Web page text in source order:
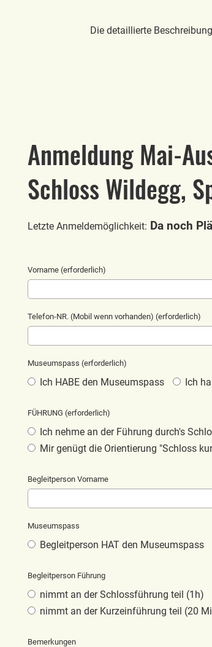
Die detaillierte
Anmeldung Mai-
Schloss Wildegg,
Letzte Anmeldemöglichkeit: Da noch
Vorname (erforderlich)
Telefon-NR. (Mobil wenn vorhanden) (erforderlich)
Museumspass (erforderlich)
Ich HABE den Museumspass Ich
FÜHRUNG (erforderlich)
Ich nehme an der Führung durch's
Mir genügt die Orientierung "Schloss
Begleitperson Vorname
Museumspass
Begleitperson HAT den Museumspass
Begleitperson Führung
nimmt an der Schlossführung teil (1h)
nimmt an der Kurzeinführung teil (20
Bemerkungen